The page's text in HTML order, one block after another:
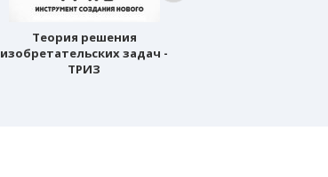
Теория решения
изобретательских задач -
ТРИЗ